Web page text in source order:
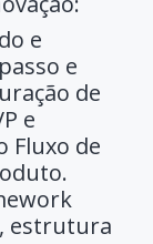
e
e
de
e
Fluxo de
estrutura